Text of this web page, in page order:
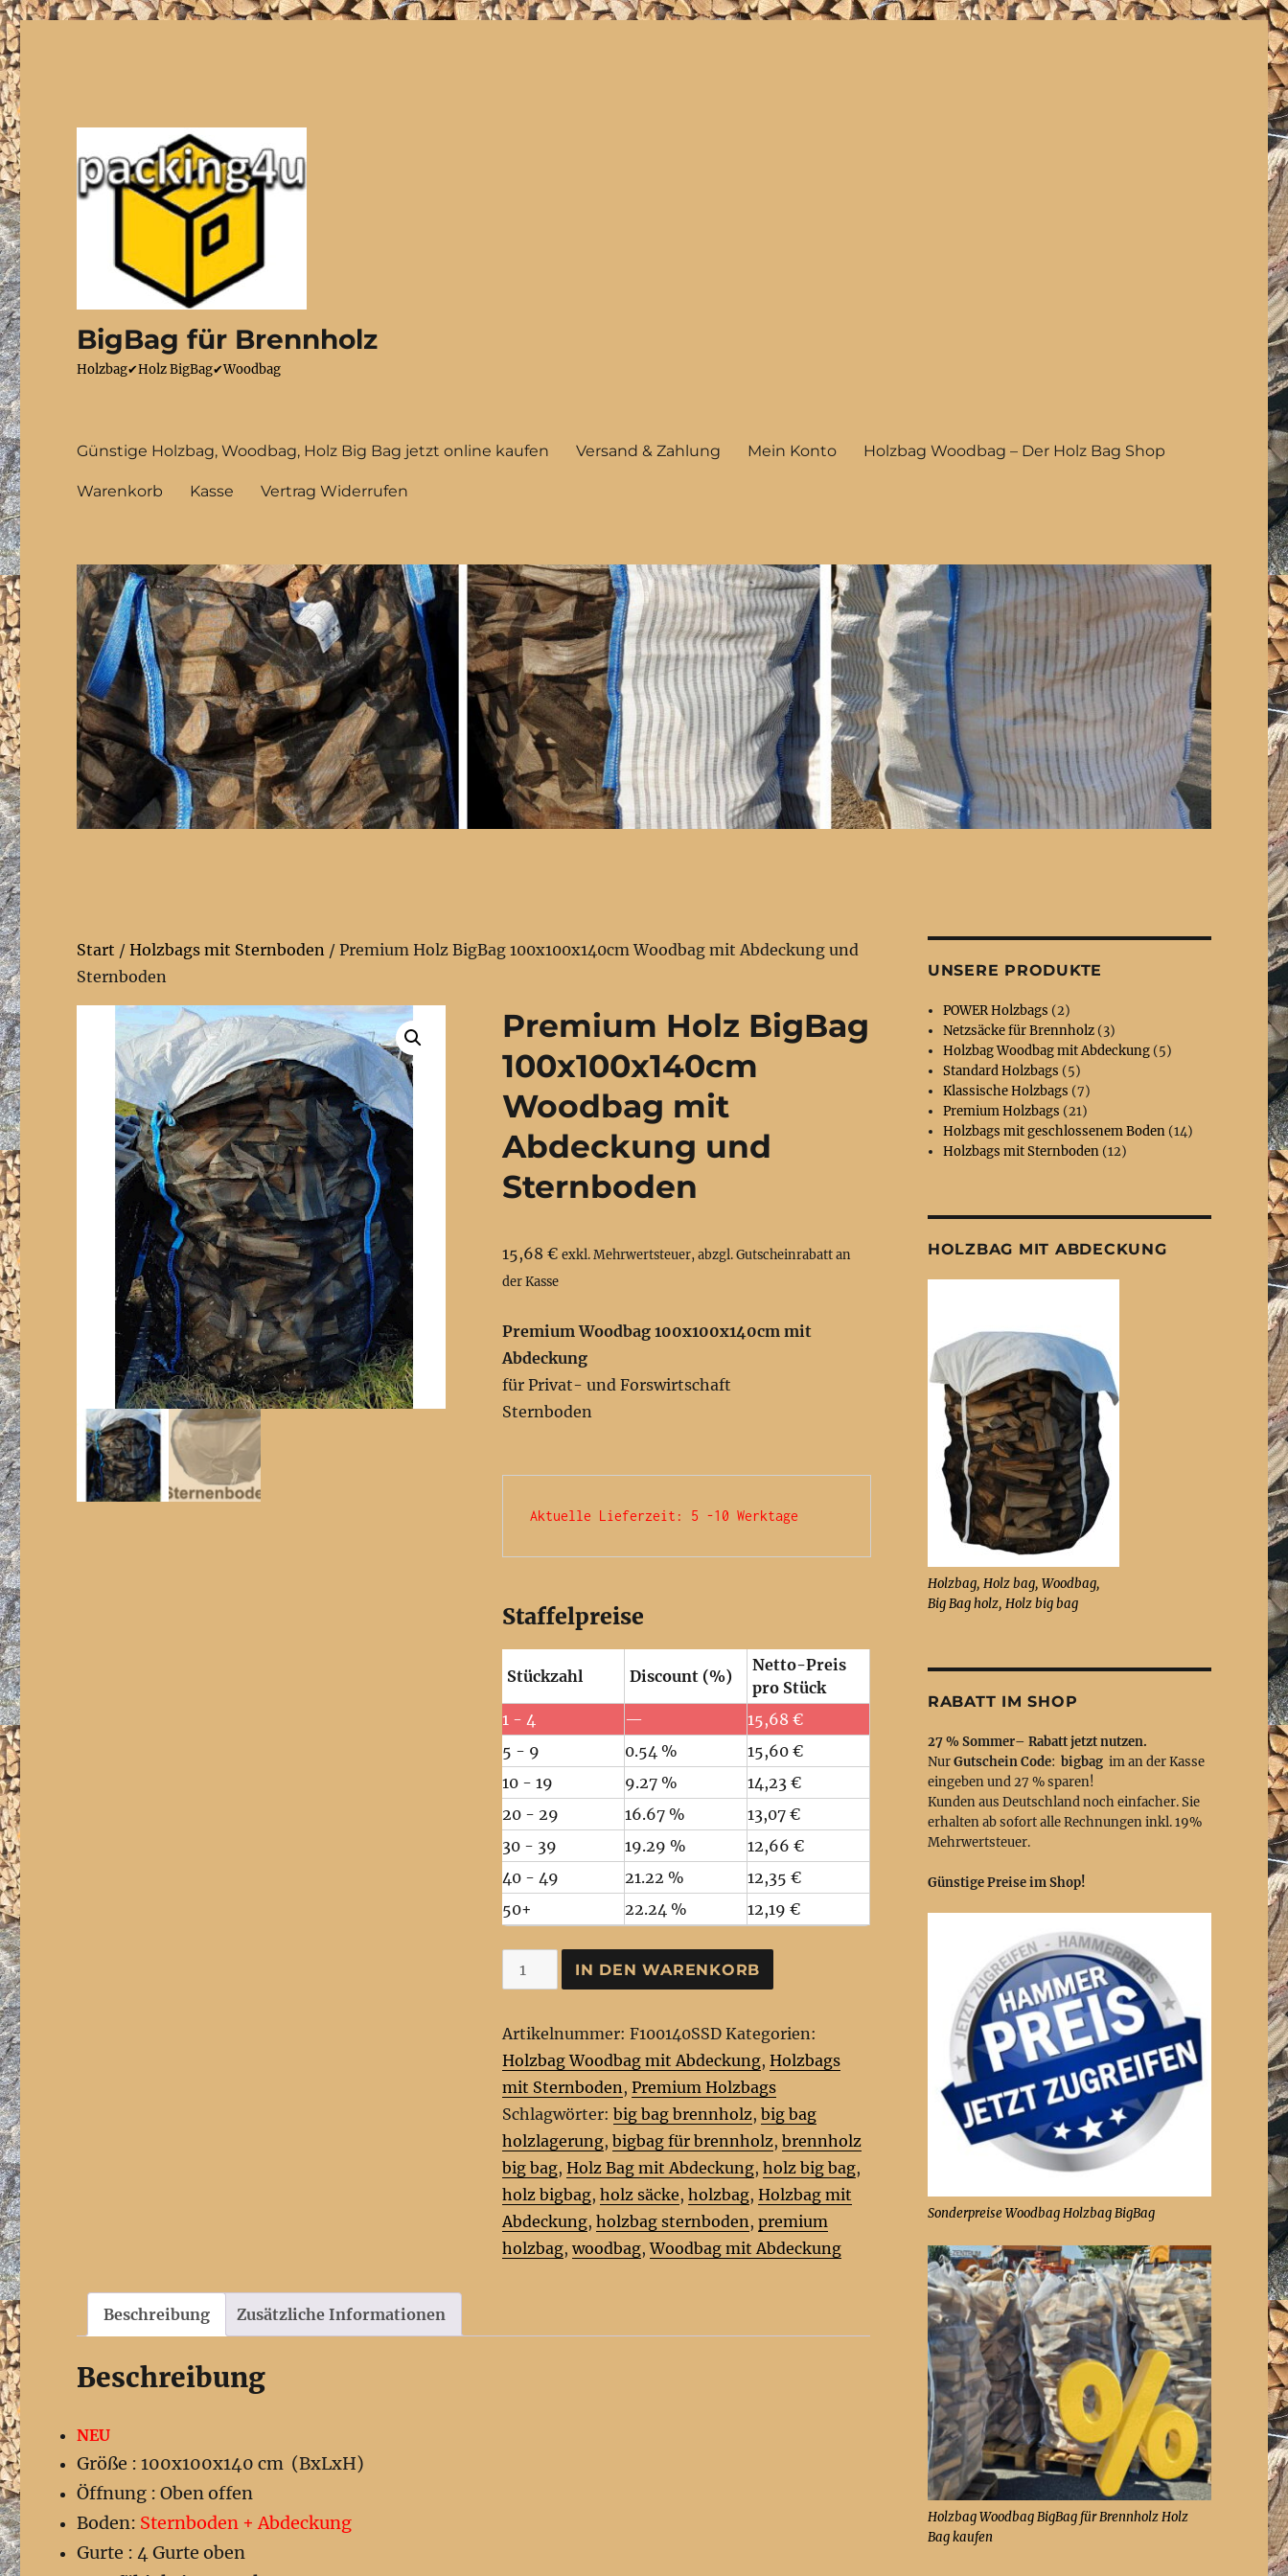
BigBag für Brennholz
Holzbag✔Holz BigBag✔Woodbag
Günstige Holzbag, Woodbag, Holz Big Bag jetzt online kaufen Versand & Zahlung Mein Konto Holzbag Woodbag – Der Holz Bag Shop
Warenkorb Kasse Vertrag Widerrufen
Start /Holzbags mit Sternboden / Premium Holz BigBag 100x100x140cm Woodbag mit Abdeckung und
Sternboden
Premium Holz BigBag
100x100x140cm
Woodbag mit
Abdeckung und
Sternboden
15,68€ exkl. Mehrwertsteuer, abzgl. Gutscheinrabatt an
der Kasse
Premium Woodbag 100x100x140cm mit
Abdeckung
für Privat- und Forswirtschaft
Sternboden
Aktuelle Lieferzeit: 5 -10 Werktage
Staffelpreise
Stückzahl Discount (%)
Netto-Preis
pro Stück
1 - 4
— 15,68€
5 - 9
0.54 % 15,60€
10 - 19
9.27 % 14,23€
20 - 29
16.67 % 13,07€
30 - 39
19.29 % 12,66€
40 - 49
21.22 % 12,35€
50+
22.24 % 12,19€
Premium
Holz
100x100x140cm
Woodbag
mit
Abdeckung
und
Sternboden
Menge
IN DEN WARENKORB
Artikelnummer:F100140SSD Kategorien:
Holzbag Woodbag mit Abdeckung,Holzbags
mit Sternboden,Premium Holzbags
Schlagwörter:big bag brennholz,big bag
holzlagerung,bigbag für brennholz,brennholz
big bag,Holz Bag mit Abdeckung,holz big bag,
holz bigbag,holz säcke,holzbag,Holzbag mit
Abdeckung,holzbag sternboden,premium
holzbag,woodbag,Woodbag mit Abdeckung
Beschreibung Zusätzliche Informationen
Beschreibung
NEU
Größe : 100x100x140 cm (BxLxH)
Öffnung : Oben offen
Boden: Sternboden + Abdeckung
Gurte : 4 Gurte oben
UNSERE PRODUKTE
POWER Holzbags (2)
Netzsäcke für Brennholz (3)
Holzbag Woodbag mit Abdeckung (5)
Standard Holzbags (5)
Klassische Holzbags (7)
Premium Holzbags (21)
Holzbags mit geschlossenem Boden (14)
Holzbags mit Sternboden (12)
HOLZBAG MIT ABDECKUNG
Holzbag, Holz bag, Woodbag,
Big Bag holz, Holz big bag
RABATT IM SHOP
27 % Sommer– Rabatt jetzt nutzen.
NurGutschein Code: bigbag im an der Kasse
eingeben und 27 % sparen!
Kunden aus Deutschland noch einfacher. Sie
erhalten ab sofort alle Rechnungen inkl. 19%
Mehrwertsteuer.
Günstige Preise im Shop!
Sonderpreise Woodbag Holzbag BigBag
Holzbag Woodbag BigBag für Brennholz Holz
Bag kaufen